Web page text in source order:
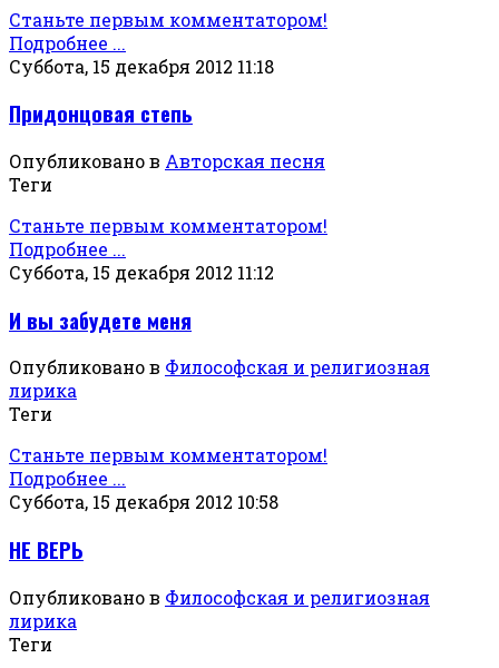
Станьте первым комментатором!
Подробнее ...
Суббота, 15 декабря 2012 11:18
Придонцовая степь
Опубликовано в Авторская песня
Теги
Станьте первым комментатором!
Подробнее ...
Суббота, 15 декабря 2012 11:12
И вы забудете меня
Опубликовано в Философская и религиозная
лирика
Теги
Станьте первым комментатором!
Подробнее ...
Суббота, 15 декабря 2012 10:58
НЕ ВЕРЬ
Опубликовано в Философская и религиозная
лирика
Теги